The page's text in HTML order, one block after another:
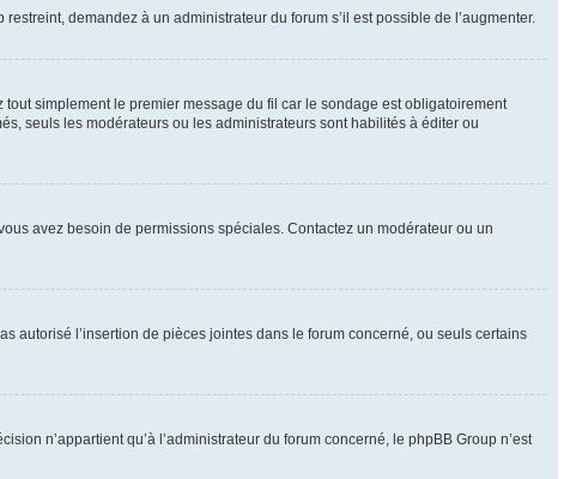
demandez à un administrateur du forum s’il est possible de l’augmenter.
simplement le premier message du fil car le sondage est obligatoirement
seuls les modérateurs ou les administrateurs sont habilités à éditer ou
avez besoin de permissions spéciales. Contactez un modérateur ou un
autorisé l’insertion de pièces jointes dans le forum concerné, ou seuls certains
n’appartient qu’à l’administrateur du forum concerné, le phpBB Group n’est